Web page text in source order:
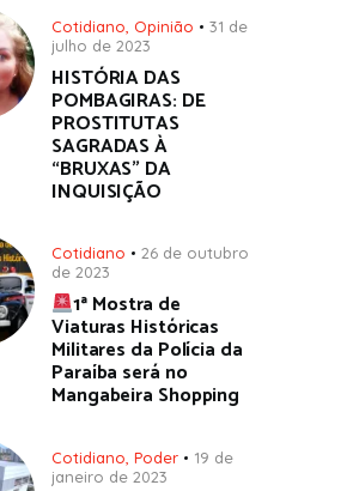
Cotidiano Opinião
31 de
julho de 2023
HISTÓRIA DAS
POMBAGIRAS: DE
PROSTITUTAS
SAGRADAS À
“BRUXAS” DA
INQUISIÇÃO
Cotidiano
26 de outubro
de 2023
1ª Mostra de
Viaturas Históricas
Militares da Polícia da
Paraíba será no
Mangabeira Shopping
Cotidiano Poder
19 de
janeiro de 2023